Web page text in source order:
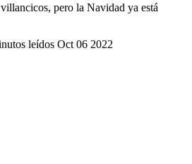
pero la Navidad ya está
leídos Oct 06 2022